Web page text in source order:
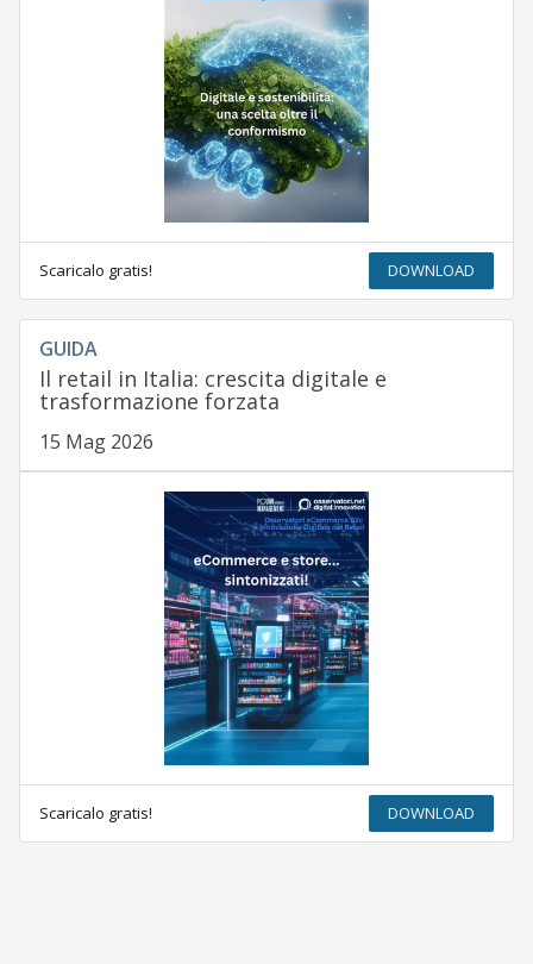
Scaricalo gratis! DOWNLOAD
GUIDA
Il retail in Italia: crescita digitale e
trasformazione forzata
15 Mag 2026
Scaricalo gratis! DOWNLOAD